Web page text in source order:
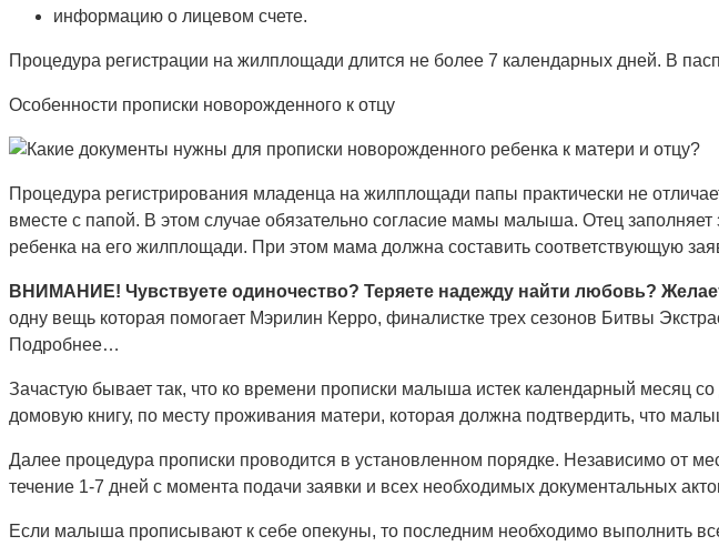
информацию о лицевом счете.
Процедура регистрации на жилплощади длится не более 7 календарных дней. В
Особенности прописки новорожденного к отцу
Процедура регистрирования младенца на жилплощади папы практически не
вместе с папой. В этом случае обязательно согласие мамы малыша. Отец
ребенка на его жилплощади. При этом мама должна составить соответствующую
ВНИМАНИЕ! Чувствуете одиночество? Теряете надежду найти любовь?
одну вещь которая помогает Мэрилин Керро, финалистке трех сезонов Битвы
Подробнее…
Зачастую бывает так, что ко времени прописки малыша истек календарный месяц
домовую книгу, по месту проживания матери, которая должна подтвердить, что
Далее процедура прописки проводится в установленном порядке. Независимо от
течение 1-7 дней с момента подачи заявки и всех необходимых документальных
Если малыша прописывают к себе опекуны, то последним необходимо выполнить